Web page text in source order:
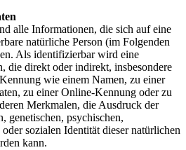
alle Informationen, die sich auf eine
natürliche Person (im Folgenden
Als identifizierbar wird eine
die direkt oder indirekt, insbesondere
wie einem Namen, zu einer
zu einer Online-Kennung oder zu
Merkmalen, die Ausdruck der
genetischen, psychischen,
sozialen Identität dieser natürlichen
kann.